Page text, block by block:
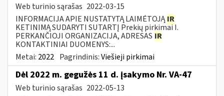
Web turinio sąrašas 2022-03-15
INFORMACIJA APIE NUSTATYTĄ LAIMĖTOJĄIR
KETINIMĄ SUDARYTI SUTARTĮ Prekių pirkimai I.
PERKANČIOJI ORGANIZACIJA, ADRESAS IR
KONTAKTINIAI DUOMENYS:...
Metai: 2022 Pagrindinis:Viešieji pirkimai
Dėl 2022 m. gegužės 11 d. įsakymo Nr. VA-47
Web turinio sąrašas 2022-05-13